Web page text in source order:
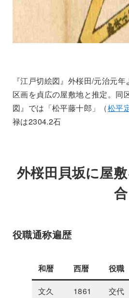
『江戸切絵図』外桜田/元治元
区画を貞広の屋敷地と推定。同
図』では「松平藤十郎」（松平
禄は2304.2石
外桜田貝坂に屋
合
役職通称遍歴
和暦 西暦 役職
文久
1861
交代